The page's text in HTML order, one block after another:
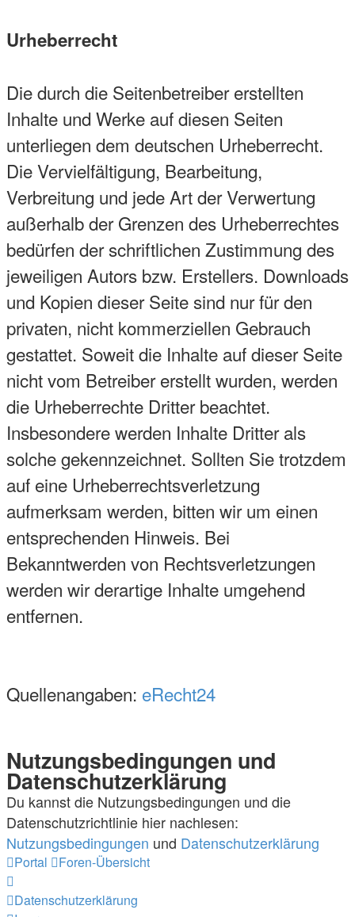
Urheberrecht
Die durch die Seitenbetreiber erstellten
Inhalte und Werke auf diesen Seiten
unterliegen dem deutschen Urheberrecht.
Die Vervielfältigung, Bearbeitung,
Verbreitung und jede Art der Verwertung
außerhalb der Grenzen des Urheberrechtes
bedürfen der schriftlichen Zustimmung des
jeweiligen Autors bzw. Erstellers. Downloads
und Kopien dieser Seite sind nur für den
privaten, nicht kommerziellen Gebrauch
gestattet. Soweit die Inhalte auf dieser Seite
nicht vom Betreiber erstellt wurden, werden
die Urheberrechte Dritter beachtet.
Insbesondere werden Inhalte Dritter als
solche gekennzeichnet. Sollten Sie trotzdem
auf eine Urheberrechtsverletzung
aufmerksam werden, bitten wir um einen
entsprechenden Hinweis. Bei
Bekanntwerden von Rechtsverletzungen
werden wir derartige Inhalte umgehend
entfernen.
Quellenangaben: eRecht24
Nutzungsbedingungen und
Datenschutzerklärung
Du kannst die Nutzungsbedingungen und die
Datenschutzrichtlinie hier nachlesen:
Nutzungsbedingungen und Datenschutzerklärung
Portal Foren-Übersicht
Datenschutzerklärung